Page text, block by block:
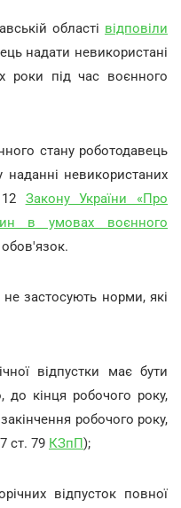
області відповіли
надати невикористані
роки під час воєнного
стану роботодавець
невикористаних
Закону України «Про
в умовах воєнного
застосують норми, які
відпустки має бути
до кінця робочого року,
робочого року,
ст. 79 КЗпП);
відпусток повної